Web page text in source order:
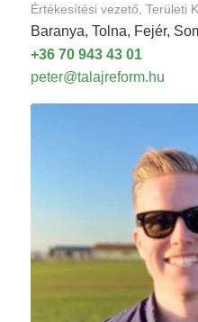
Értékesítési vezető, Területi
Baranya, Tolna, Fejér,
+36 70 943 43 01
peter@talajreform.hu